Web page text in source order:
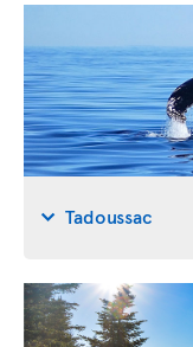
Tadoussac